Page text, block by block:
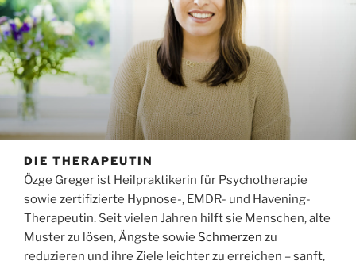
DIE THERAPEUTIN
Özge Greger ist Heilpraktikerin für Psychotherapie
sowie zertifizierte Hypnose-, EMDR- und Havening-
Therapeutin. Seit vielen Jahren hilft sie Menschen, alte
Muster zu lösen, Ängste sowie Schmerzen zu
reduzieren und ihre Ziele leichter zu erreichen – sanft,